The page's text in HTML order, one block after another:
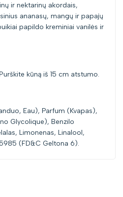
ir nektarinų akordais,
ananasų, mangų ir papajų
papildo kreminiai vanilės ir
kūną iš 15 cm atstumo.
Eau), Parfum (Kvapas),
Glycolique), Benzilo
Limonenas, Linalool,
(FD&C Geltona 6).